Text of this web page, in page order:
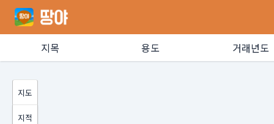
지목 용도 거래년도
지도
지적